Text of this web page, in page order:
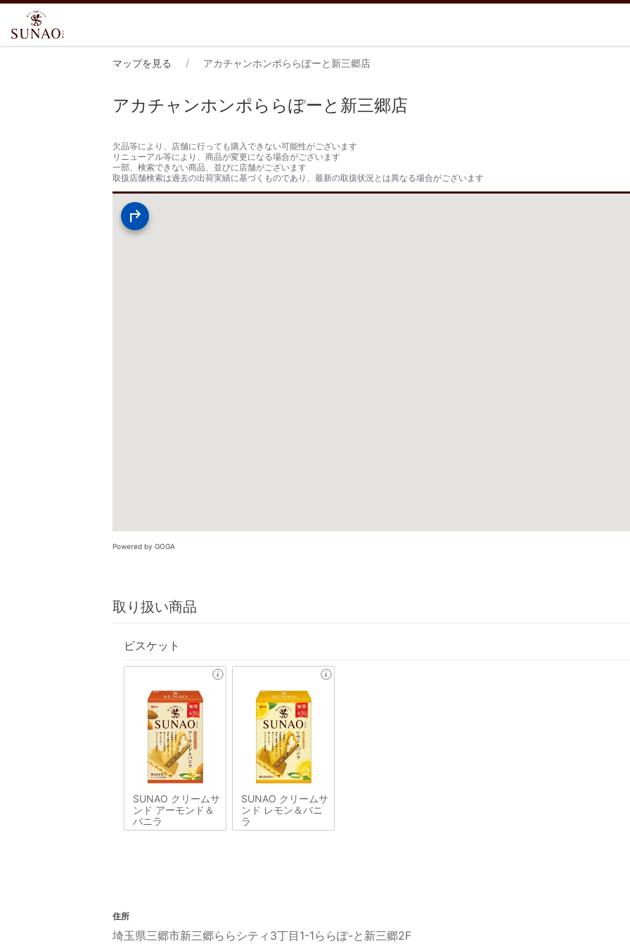
マップを見る アカチャンホンポららぽーと新三郷店
アカチャンホンポららぽーと新三郷店
欠品等により、店舗に行っても購入できない可能性がございます
リニューアル等により、商品が変更になる場合がございます
一部、検索できない商品、並びに店舗がございます
取扱店舗検索は過去の出荷実績に基づくものであり、最新の取扱状況とは異なる場合がございます
Powered by GOGA
取り扱い商品
ビスケット
SUNAO クリームサ
ンド アーモンド＆
バニラ
SUNAO クリームサ
ンド レモン＆バニ
ラ
住所
埼玉県三郷市新三郷ららシティ3丁目1-1ららぽ-と新三郷2F